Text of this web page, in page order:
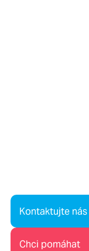
Kontaktujte nás
Chci pomáhat